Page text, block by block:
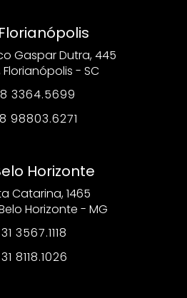
Gaspar Dutra, 445
Florianópolis - SC
3364.5699
98803.6271
Horizonte
Catarina, 1465
Horizonte - MG
31 3567.1118
31 8118.1026